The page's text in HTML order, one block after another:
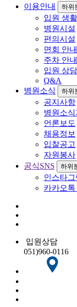
이용안내
하위
입원 생
병원시설
편의시설
면회 안내
주차 안내
입원 상담
Q&A
병원소식
하위
공지사항
병원소식
언론보도
채용정보
입찰공고
자원봉사
공식SNS
하위
인스타그
카카오톡
입원상담
051)960-0116